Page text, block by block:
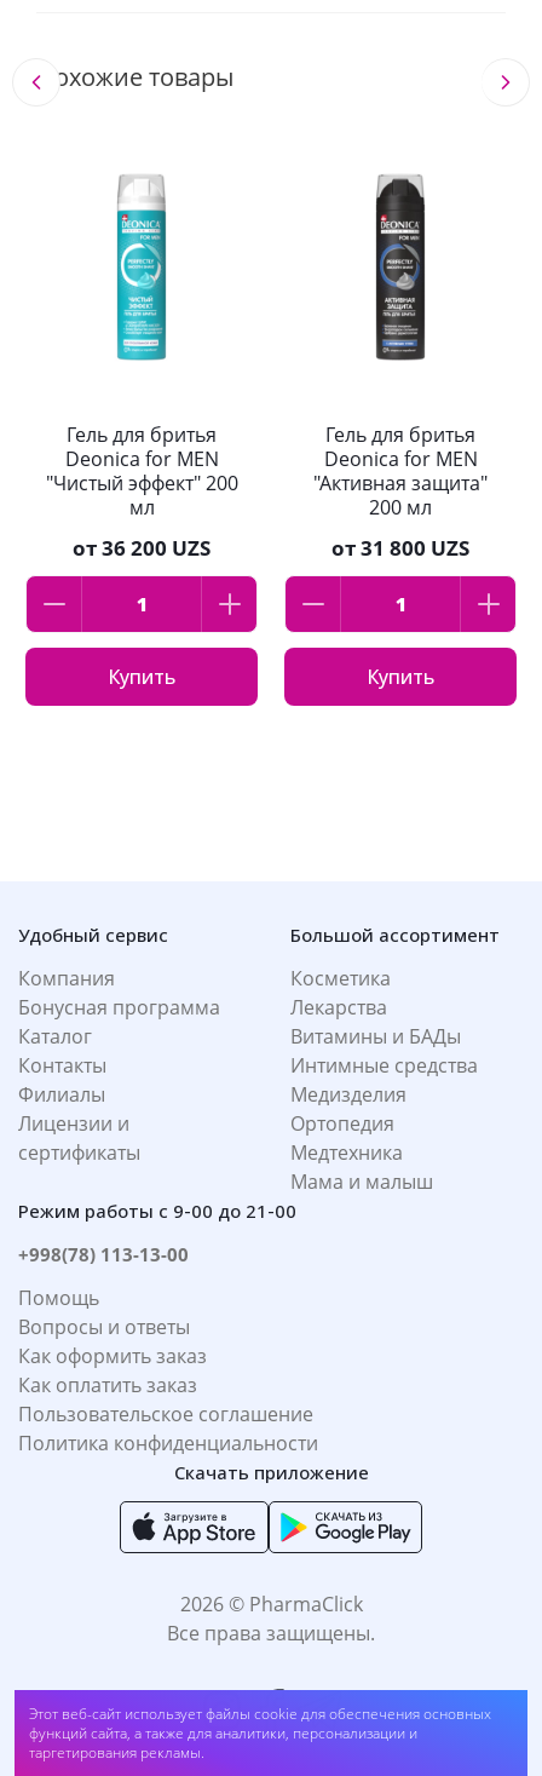
Этот веб-сайт использует файлы cookie для обеспечения основных
функций сайта, а также для аналитики, персонализации и
таргетирования рекламы.
(##unt11)
31 800UZS
Похожие товары
Гель для бритья
Deonica for MEN
"Чистый эффект" 200
мл
от36 200 UZS
Купить
Гель для бритья
Deonica for MEN
"Активная защита"
200 мл
от31 800 UZS
Купить
Удобный сервис
Компания
Бонусная программа
Каталог
Контакты
Филиалы
Лицензии и
сертификаты
Большой ассортимент
Косметика
Лекарства
Витамины и БАДы
Интимные средства
Медизделия
Ортопедия
Медтехника
Мама и малыш
Режим работы с 9-00 до 21-00
+998(78) 113-13-00
Помощь
Вопросы и ответы
Как оформить заказ
Как оплатить заказ
Пользовательское соглашение
Политика конфиденциальности
Скачать приложение
2026 © PharmaClick
Все права защищены.